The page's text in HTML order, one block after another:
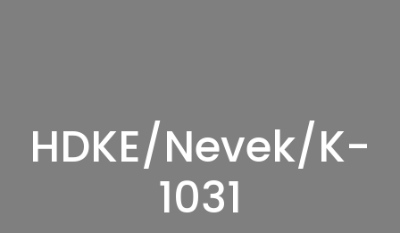
HDKE/Nevek/K-
1031